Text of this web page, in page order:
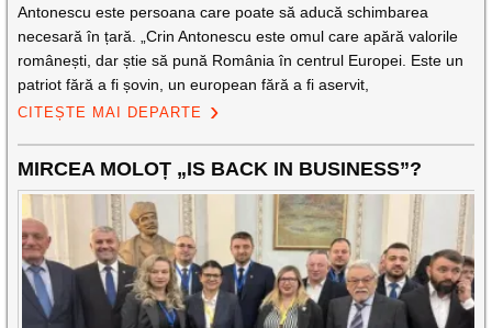
Antonescu este persoana care poate să aducă schimbarea
necesară în țară. „Crin Antonescu este omul care apără valorile
românești, dar știe să pună România în centrul Europei. Este un
patriot fără a fi șovin, un european fără a fi aservit,
CITEȘTE MAI DEPARTE
MIRCEA MOLOȚ „IS BACK IN BUSINESS”?